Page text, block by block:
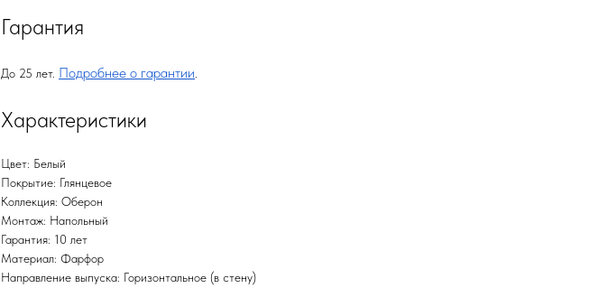
Гарантия
До 25 лет. Подробнее о гарантии
Характеристики
Цвет: Белый
Покрытие: Глянцевое
Коллекция: Оберон
Монтаж: Напольный
Гарантия: 10 лет
Материал: Фарфор
Направление выпуска: Горизонтальное (в стену)